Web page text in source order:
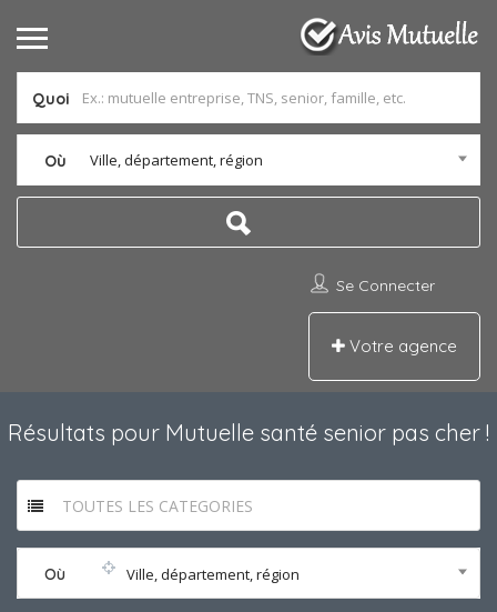
Quoi
Où Ville, département, région
Se Connecter
Votre agence
Résultats pour Mutuelle santé senior pas cher !
TOUTES LES CATEGORIES
Où Ville, département, région